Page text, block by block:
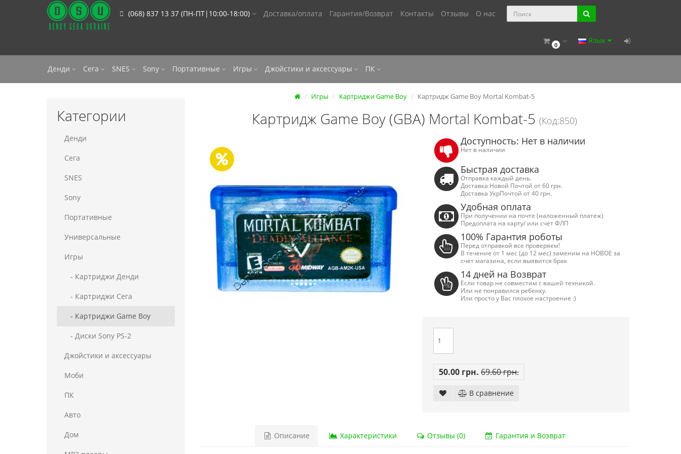
(068) 837 13 37 (ПН-ПТ|10:00-18:00) Доставка/оплата Гарантия/Возврат Контакты Отзывы О нас
0 Язык
Денди Сега SNES Sony Портативные Игры Джойстики и аксессуары ПК
Категории
Денди
Сега
SNES
Sony
Портативные
Универсальные
Игры
- Картриджи Денди
- Картриджи Сега
- Картриджи Game Boy
- Диски Sony PS-2
Джойстики и аксессуары
Моби
ПК
Авто
Дом
Игры Картриджи Game Boy Картридж Game Boy Mortal Kombat-5
Картридж Game Boy (GBA) Mortal Kombat-5 (Код:850)
Доступность: Нет в наличии
Нет в наличии
Быстрая доставка
Отправка каждый день.
Доставка Новой Почтой от 60 грн.
Доставка УкрПочтой от 40 грн.
Удобная оплата
При получении на почте (наложенный платеж)
Предоплата на карту/ или счет ФЛП
100% Гарантия роботы
Перед отправкой все проверяем!
В течение от 1 мес (до 12 мес) заменим на НОВОЕ за
счет магазина, если выявится брак
14 дней на Возврат
Если товар не совместим с вашей техникой.
Или не понравился ребенку.
Или просто у Вас плохое настроение :)
50.00 грн. 69.60 грн.
В сравнение
Описание Характеристики Отзывы (0) Гарантия и Возврат